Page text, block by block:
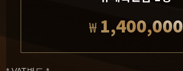
₩1,400,000